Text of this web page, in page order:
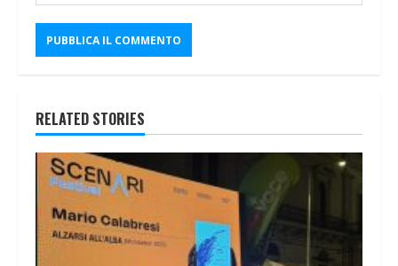
RELATED STORIES